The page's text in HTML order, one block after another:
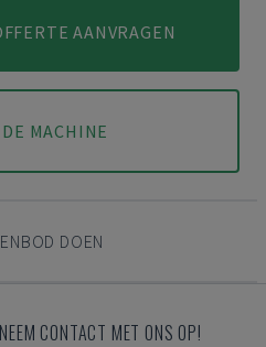
AANVRAGEN
MACHINE
DOEN
CONTACT MET ONS OP!